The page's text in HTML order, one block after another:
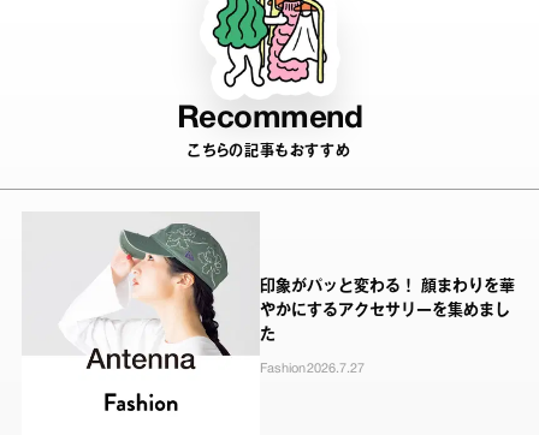
Recommend
こちらの記事もおすすめ
印象がパッと変わる！ 顔まわりを華
やかにするアクセサリーを集めまし
た
Fashion2026.7.27